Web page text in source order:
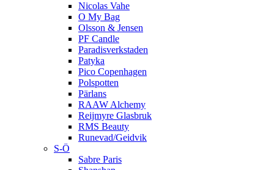
Nicolas Vahe
O My Bag
Olsson & Jensen
PF Candle
Paradisverkstaden
Patyka
Pico Copenhagen
Polspotten
Pärlans
RAAW Alchemy
Reijmyre Glasbruk
RMS Beauty
Runevad/Geidvik
S-Ö
Sabre Paris